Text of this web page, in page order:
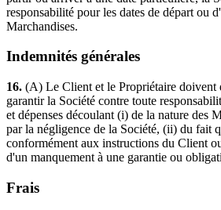
responsabilité pour les dates de départ ou
Marchandises.
Indemnités générales
16. (A) Le Client et le Propriétaire doivent
garantir la Société contre toute
et dépenses découlant (i) de la nature des
par la négligence de la Société, (ii) du fait
conformément aux instructions du Client
d'un manquement à une garantie ou
Frais